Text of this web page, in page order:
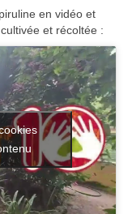
en vidéo et
et récoltée :